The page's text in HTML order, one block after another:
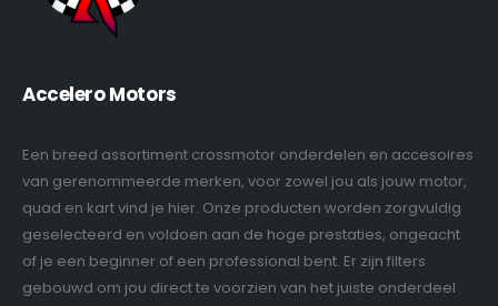
Accelero Motors
Een breed assortiment crossmotor onderdelen en accesoires
van gerenommeerde merken, voor zowel jou als jouw motor,
quad en kart vind je hier. Onze producten worden zorgvuldig
geselecteerd en voldoen aan de hoge prestaties, ongeacht
of je een beginner of een professional bent. Er zijn filters
gebouwd om jou direct te voorzien van het juiste onderdeel